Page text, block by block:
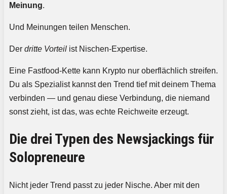
Meinung.
Und Meinungen teilen Menschen.
Der dritte Vorteil ist Nischen-Expertise.
Eine Fastfood-Kette kann Krypto nur oberflächlich streifen.
Du als Spezialist kannst den Trend tief mit deinem Thema
verbinden — und genau diese Verbindung, die niemand
sonst zieht, ist das, was echte Reichweite erzeugt.
Die drei Typen des Newsjackings für
Solopreneure
Nicht jeder Trend passt zu jeder Nische. Aber mit den